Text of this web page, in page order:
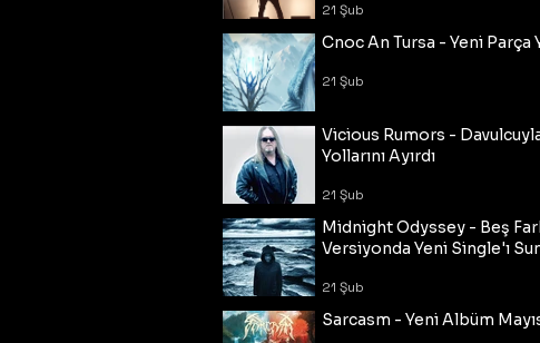
21 Şub
Cnoc An Tursa - Yeni Parça
21 Şub
Vicious Rumors -
Yollarını Ayırdı
21 Şub
Midnight Odyssey - Beş
Versiyonda Yeni Single'ı
21 Şub
Sarcasm - Yeni Albüm